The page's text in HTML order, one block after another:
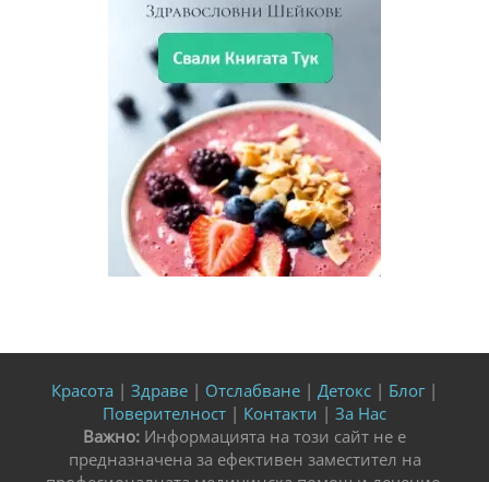
Красота | Здраве | Отслабване | Детокс | Блог |
Поверителност | Контакти | За Нас
Важно: Информацията на този сайт не е
предназначена за ефективен заместител на